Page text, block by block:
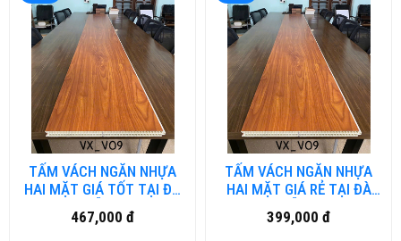
TẤM VÁCH NGĂN NHỰA
HAI MẶT GIÁ TỐT TẠI ĐÀ
NẴNG
467,000 đ
TẤM VÁCH NGĂN NHỰA
HAI MẶT GIÁ RẺ TẠI ĐÀ
NẴNG
399,000 đ